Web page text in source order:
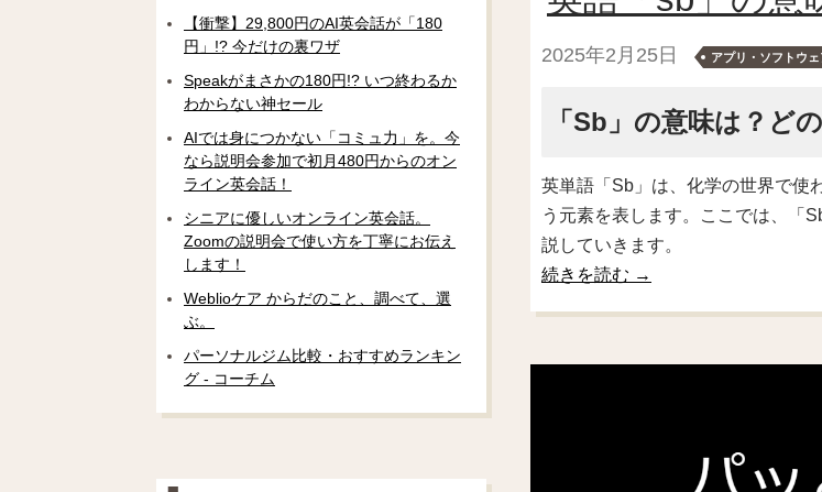
2025年2月25日 アプリ・ソフトウ
「Sb」の意味は？ど
英単語「Sb」は、化学の世界で使
う元素を表します。ここでは、「
説していきます。
続きを読む →
【衝撃】29,800円のAI英会話が「180
円」!? 今だけの裏ワザ
Speakがまさかの180円!? いつ終わるか
わからない神セール
AIでは身につかない「コミュ力」を。今
なら説明会参加で初月480円からのオン
ライン英会話！
シニアに優しいオンライン英会話。
Zoomの説明会で使い方を丁寧にお伝え
します！
Weblioケア からだのこと、調べて、選
ぶ。
パーソナルジム比較・おすすめランキン
グ - コーチム